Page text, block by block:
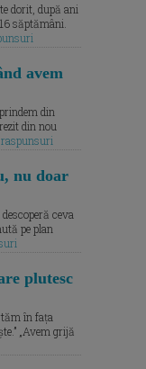
dorit, după ani
săptămâni.
avem
din
din nou
raspunsuri
nu doar
ceva
pe plan
plutesc
în fața
„Avem grijă